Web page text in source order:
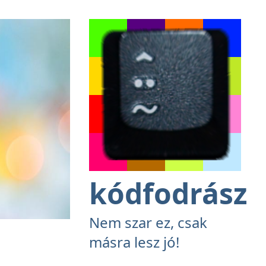
kódfodrász
Nem szar ez, csak
másra lesz jó!